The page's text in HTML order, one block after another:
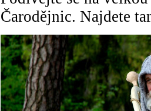
Čarodějnic. Najdete